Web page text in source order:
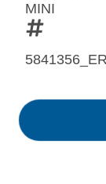
MINI
5841356_ER